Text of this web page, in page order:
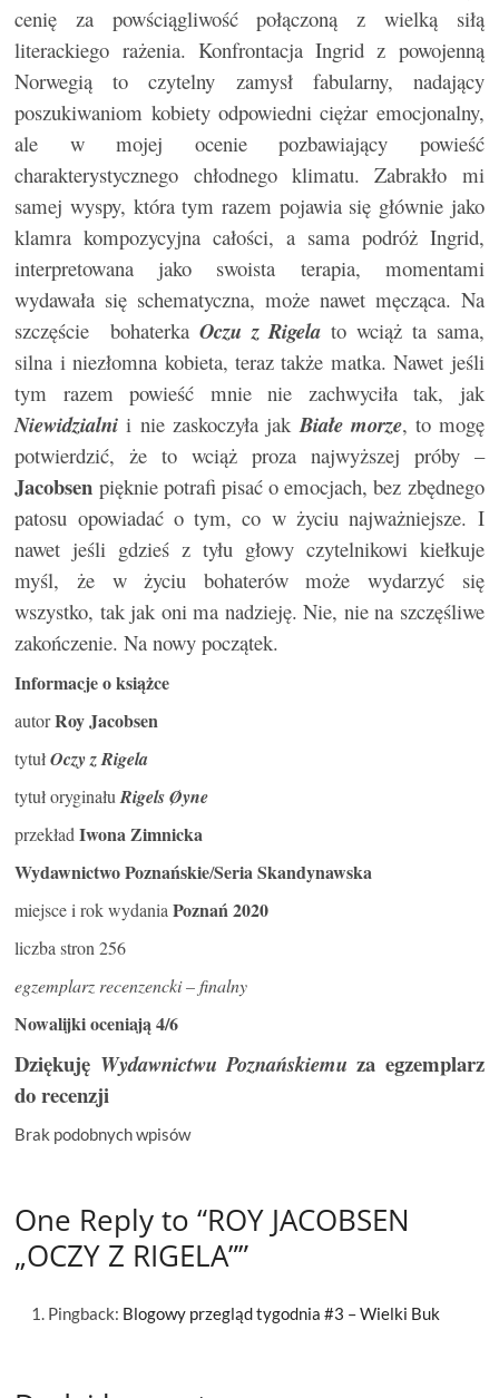
cenię za powściągliwość połączoną z wielką siłą
literackiego rażenia. Konfrontacja Ingrid z powojenną
Norwegią to czytelny zamysł fabularny, nadający
poszukiwaniom kobiety odpowiedni ciężar emocjonalny,
ale w mojej ocenie pozbawiający powieść
charakterystycznego chłodnego klimatu. Zabrakło mi
samej wyspy, która tym razem pojawia się głównie jako
klamra kompozycyjna całości, a sama podróż Ingrid,
interpretowana jako swoista terapia, momentami
wydawała się schematyczna, może nawet męcząca. Na
szczęście bohaterka Oczu z Rigela to wciąż ta sama,
silna i niezłomna kobieta, teraz także matka. Nawet jeśli
tym razem powieść mnie nie zachwyciła tak, jak
Niewidzialnii nie zaskoczyła jakBiałe morze, to mogę
potwierdzić, że to wciąż proza najwyższej próby –
Jacobsen pięknie potrafi pisać o emocjach, bez zbędnego
patosu opowiadać o tym, co w życiu najważniejsze. I
nawet jeśli gdzieś z tyłu głowy czytelnikowi kiełkuje
myśl, że w życiu bohaterów może wydarzyć się
wszystko, tak jak oni ma nadzieję. Nie, nie na szczęśliwe
zakończenie. Na nowy początek.
Informacje o książce
autorRoy Jacobsen
tytułOczy z Rigela
tytuł oryginałuRigels Øyne
przekładIwona Zimnicka
Wydawnictwo Poznańskie/Seria Skandynawska
miejsce i rok wydaniaPoznań 2020
liczba stron 256
egzemplarz recenzencki – finalny
Nowalijki oceniają 4/6
Dziękuję Wydawnictwu Poznańskiemu za egzemplarz
do recenzji
Brak podobnych wpisów
One Reply to “ROY JACOBSEN
„OCZY Z RIGELA””
Pingback: Blogowy przegląd tygodnia #3 – Wielki Buk